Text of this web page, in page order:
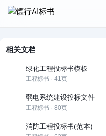
相关文档
绿化工程投标书模板
工程标书 · 41页
弱电系统建设投标文件
工程标书 · 80页
消防工程投标书(范本)